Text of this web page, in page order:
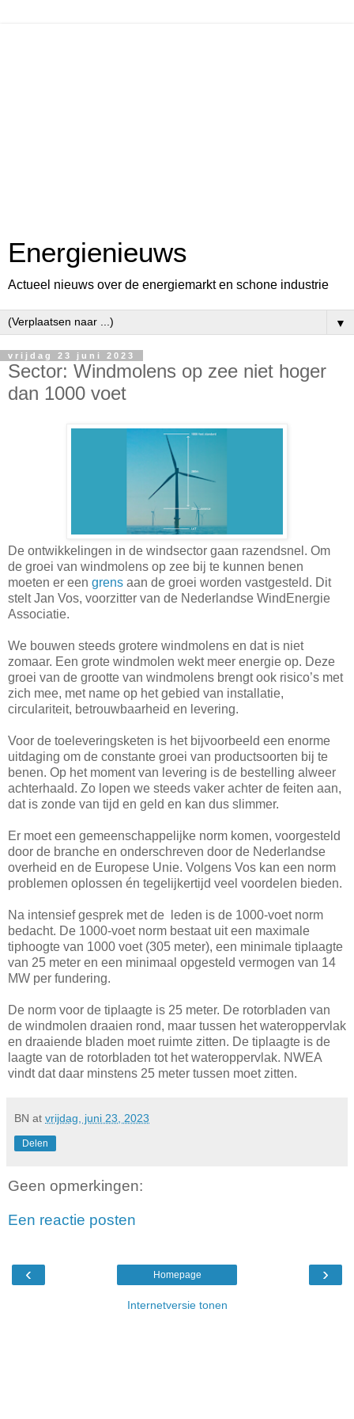
Energienieuws
Actueel nieuws over de energiemarkt en schone industrie
▼
vrijdag 23 juni 2023
Sector: Windmolens op zee niet hoger
dan 1000 voet
De ontwikkelingen in de windsector gaan razendsnel. Om
de groei van windmolens op zee bij te kunnen benen
moeten er een grens aan de groei worden vastgesteld. Dit
stelt Jan Vos, voorzitter van de Nederlandse WindEnergie
Associatie.
We bouwen steeds grotere windmolens en dat is niet
zomaar. Een grote windmolen wekt meer energie op. Deze
groei van de grootte van windmolens brengt ook risico’s met
zich mee, met name op het gebied van installatie,
circulariteit, betrouwbaarheid en levering.
Voor de toeleveringsketen is het bijvoorbeeld een enorme
uitdaging om de constante groei van productsoorten bij te
benen. Op het moment van levering is de bestelling alweer
achterhaald. Zo lopen we steeds vaker achter de feiten aan,
dat is zonde van tijd en geld en kan dus slimmer.
Er moet een gemeenschappelijke norm komen, voorgesteld
door de branche en onderschreven door de Nederlandse
overheid en de Europese Unie. Volgens Vos kan een norm
problemen oplossen én tegelijkertijd veel voordelen bieden.
Na intensief gesprek met de leden is de 1000-voet norm
bedacht. De 1000-voet norm bestaat uit een maximale
tiphoogte van 1000 voet (305 meter), een minimale tiplaagte
van 25 meter en een minimaal opgesteld vermogen van 14
MW per fundering.
De norm voor de tiplaagte is 25 meter. De rotorbladen van
de windmolen draaien rond, maar tussen het wateroppervlak
en draaiende bladen moet ruimte zitten. De tiplaagte is de
laagte van de rotorbladen tot het wateroppervlak. NWEA
vindt dat daar minstens 25 meter tussen moet zitten.
BN at vrijdag, juni 23, 2023
Delen
Geen opmerkingen:
Een reactie posten
‹ ›
Homepage
Internetversie tonen